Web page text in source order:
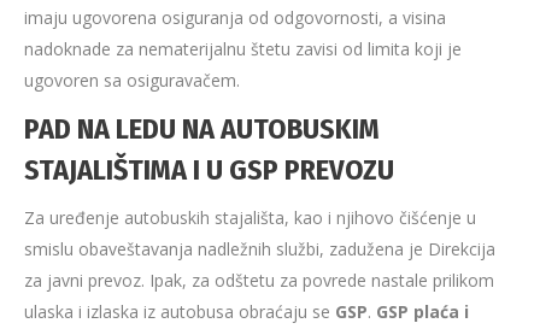
imaju ugovorena osiguranja od odgovornosti, a visina
nadoknade za nematerijalnu štetu zavisi od limita koji je
ugovoren sa osiguravačem.
PAD NA LEDU NA AUTOBUSKIM
STAJALIŠTIMA I U GSP PREVOZU
Za uređenje autobuskih stajališta, kao i njihovo čišćenje u
smislu obaveštavanja nadležnih službi, zadužena je Direkcija
za javni prevoz. Ipak, za odštetu za povrede nastale prilikom
ulaska i izlaska iz autobusa obraćaju se GSP. GSP plaća i